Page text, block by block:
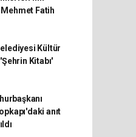
Fatih
Kültür
Kitabı'
anıt